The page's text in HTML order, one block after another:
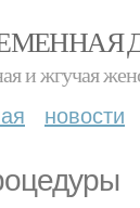
и жгучая
новости